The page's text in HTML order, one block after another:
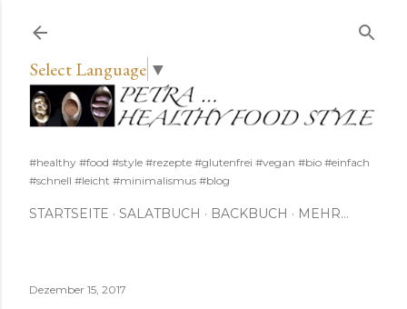
Select Language ▼
#healthy #food #style #rezepte #glutenfrei #vegan #bio #einfach
#schnell #leicht #minimalismus #blog
STARTSEITE SALATBUCH BACKBUCH MEHR…
Dezember 15, 2017